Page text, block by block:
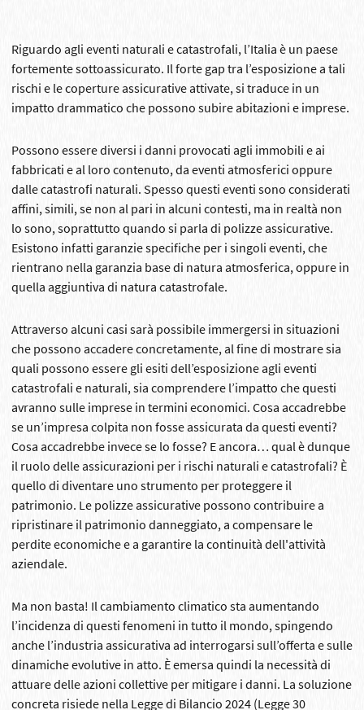
Riguardo agli eventi naturali e catastrofali, l’Italia è un paese
fortemente sottoassicurato. Il forte gap tra l’esposizione a tali
rischi e le coperture assicurative attivate, si traduce in un
impatto drammatico che possono subire abitazioni e imprese.
Possono essere diversi i danni provocati agli immobili e ai
fabbricati e al loro contenuto, da eventi atmosferici oppure
dalle catastrofi naturali. Spesso questi eventi sono considerati
affini, simili, se non al pari in alcuni contesti, ma in realtà non
lo sono, soprattutto quando si parla di polizze assicurative.
Esistono infatti garanzie specifiche per i singoli eventi, che
rientrano nella garanzia base di natura atmosferica, oppure in
quella aggiuntiva di natura catastrofale.
Attraverso alcuni casi sarà possibile immergersi in situazioni
che possono accadere concretamente, al fine di mostrare sia
quali possono essere gli esiti dell’esposizione agli eventi
catastrofali e naturali, sia comprendere l’impatto che questi
avranno sulle imprese in termini economici. Cosa accadrebbe
se un’impresa colpita non fosse assicurata da questi eventi?
Cosa accadrebbe invece se lo fosse? E ancora… qual è dunque
il ruolo delle assicurazioni per i rischi naturali e catastrofali? È
quello di diventare uno strumento per proteggere il
patrimonio. Le polizze assicurative possono contribuire a
ripristinare il patrimonio danneggiato, a compensare le
perdite economiche e a garantire la continuità dell'attività
aziendale.
Ma non basta! Il cambiamento climatico sta aumentando
l’incidenza di questi fenomeni in tutto il mondo, spingendo
anche l’industria assicurativa ad interrogarsi sull’offerta e sulle
dinamiche evolutive in atto. È emersa quindi la necessità di
attuare delle azioni collettive per mitigare i danni. La soluzione
concreta risiede nella Legge di Bilancio 2024 (Legge 30